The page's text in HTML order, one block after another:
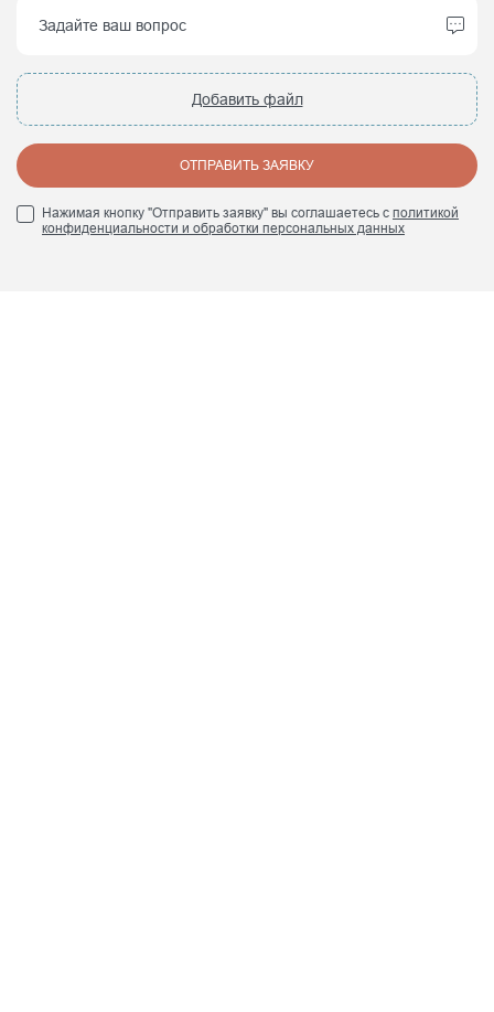
Добавить файл
ОТПРАВИТЬ ЗАЯВКУ
Нажимая кнопку "Отправить заявку" вы соглашаетесь с политикой
конфиденциальности и обработки персональных данных